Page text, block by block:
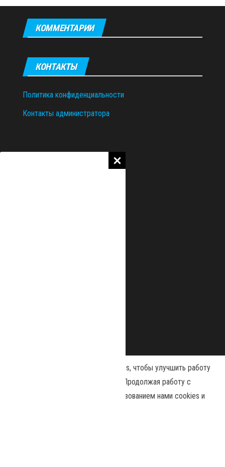
КОММЕНТАРИИ
КОНТАКТЫ
Политика конфиденциальности
Контакты администратора
Наш сайт использует файлы cookies, чтобы улучшить работу
и повысить эффективность сайта. Продолжая работу с
сайтом, вы соглашаетесь с использованием нами cookies и